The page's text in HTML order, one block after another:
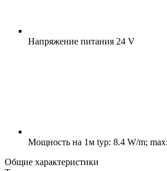
Напряжение питания 24 V
Мощность на 1м typ: 8.4 W/m;
Общие характеристики